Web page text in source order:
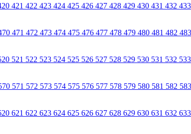
421 422 423 424 425 426 427 428 429 430 431 432 433
471 472 473 474 475 476 477 478 479 480 481 482 483
521 522 523 524 525 526 527 528 529 530 531 532 533
571 572 573 574 575 576 577 578 579 580 581 582 583
621 622 623 624 625 626 627 628 629 630 631 632 633